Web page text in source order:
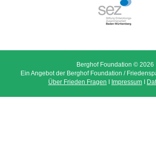
Berghof Foundation © 2026
Ein Angebot der Berghof Foundation /
Über Frieden Fragen I Impressum I